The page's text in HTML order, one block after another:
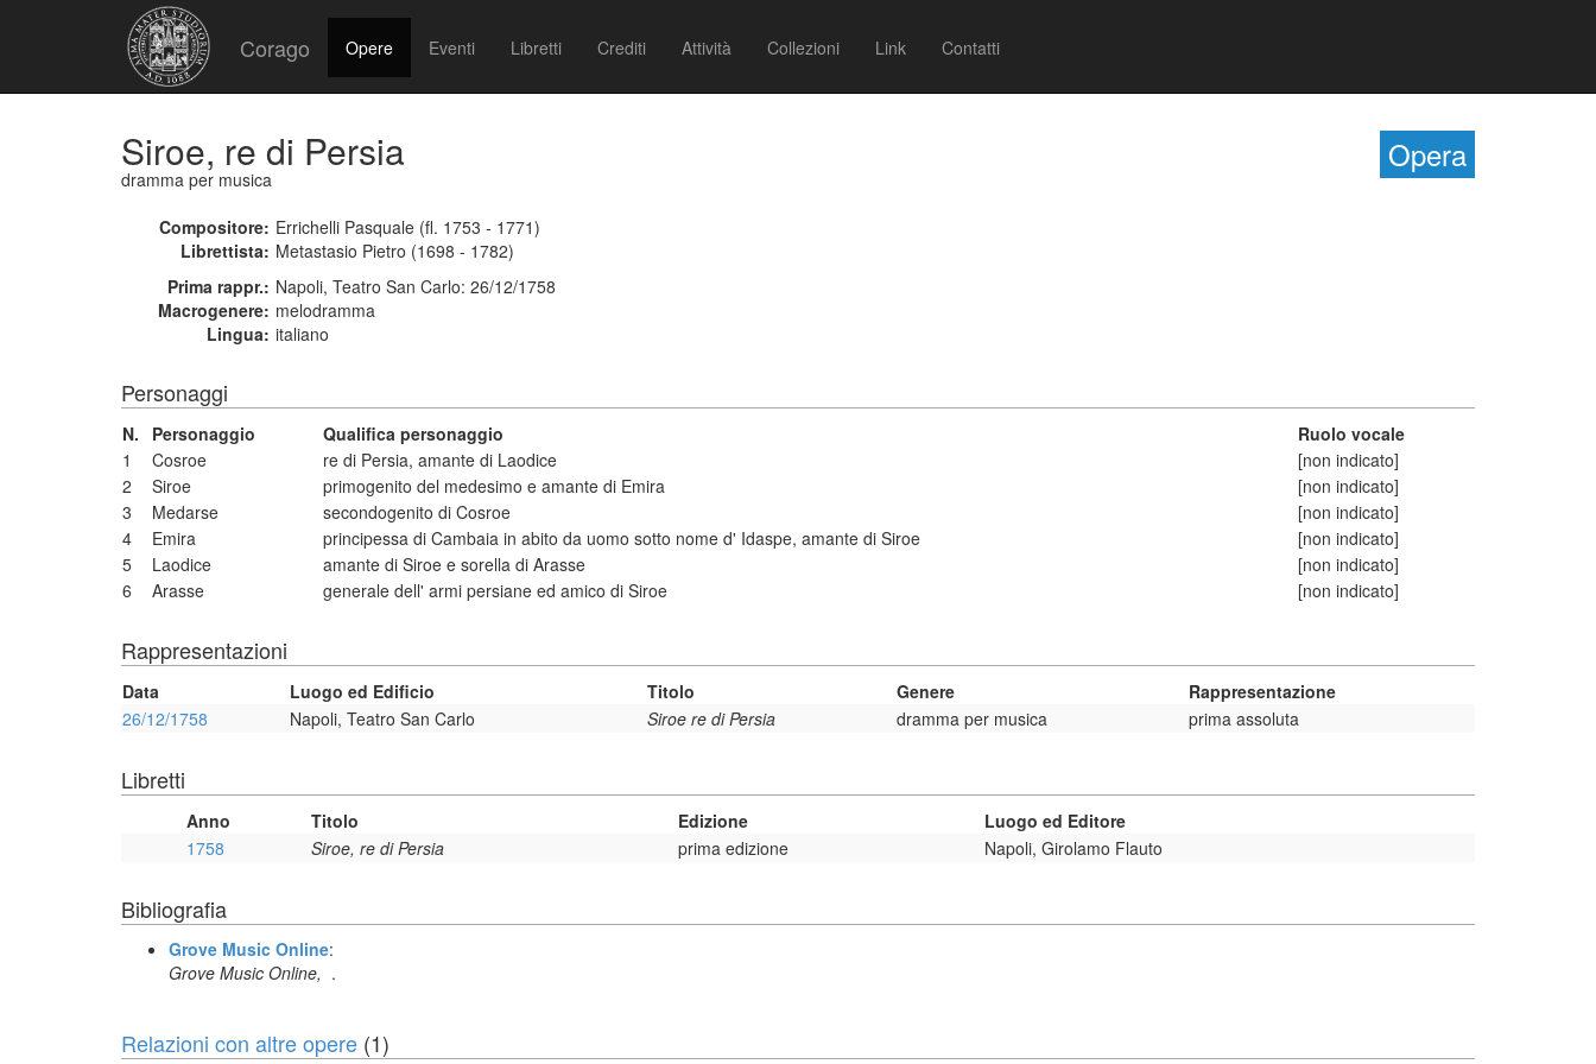
Corago Opere Eventi Libretti Crediti Attività Collezioni Link Contatti
Opera
Siroe, re di Persia
dramma per musica
Compositore: Errichelli Pasquale (fl. 1753 - 1771)
Librettista: Metastasio Pietro (1698 - 1782)
Prima rappr.: Napoli, Teatro San Carlo: 26/12/1758
Macrogenere: melodramma
Lingua: italiano
Personaggi
N. Personaggio Qualifica personaggio
Ruolo vocale
1
Cosroe re di Persia, amante di Laodice
[non indicato]
2
Siroe primogenito del medesimo e amante di Emira
[non indicato]
3
Medarse secondogenito di Cosroe
[non indicato]
4
Emira principessa di Cambaia in abito da uomo sotto nome d' Idaspe, amante di Siroe
[non indicato]
5
Laodice amante di Siroe e sorella di Arasse
[non indicato]
6
Arasse generale dell' armi persiane ed amico di Siroe [non indicato]
Rappresentazioni
Data Luogo ed Edificio Titolo Genere
Rappresentazione
26/12/1758
Napoli, Teatro San Carlo Siroe re di Persia dramma per musica prima assoluta
Libretti
Anno Titolo Edizione
Luogo ed Editore
1758
Siroe, re di Persia prima edizione Napoli, Girolamo Flauto
Bibliografia
Grove Music Online:
Grove Music Online, .
Relazioni con altre opere (1)